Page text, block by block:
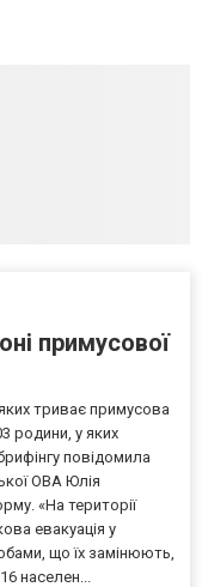
примусової
триває примусова
родини, у яких
повідомила
ОВА Юлія
«На території
евакуація у
що їх замінюють,
населен...